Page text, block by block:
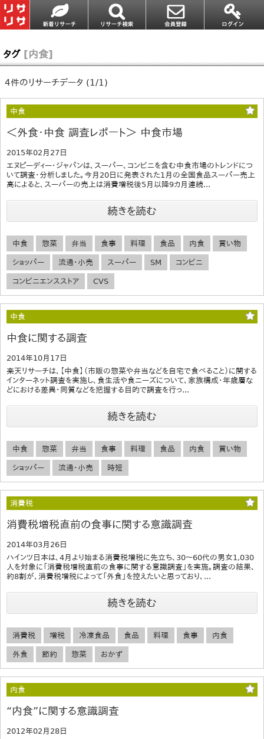
タグ [内食]
4件のリサーチデータ (1/1)
中食
＜外食・中食 調査レポート＞ 中食市場
2015年02月27日
エヌピーディー・ジャパンは、スーパー、コンビニを含む中食市場のトレンドにつ
いて調査・分析しました。今月20日に発表された1月の全国食品スーパー売上
高によると、スーパーの売上は消費増税後5月以降9カ月連続...
続きを読む
中食 惣菜 弁当 食事 料理 食品 内食 買い物
ショッパー 流通・小売 スーパー SM コンビニ
コンビニエンスストア CVS
中食
中食に関する調査
2014年10月17日
楽天リサーチは、【中食】（市販の惣菜や弁当などを自宅で食べること）に関する
インターネット調査を実施し、食生活や食ニーズについて、家族構成・年歳層な
どにおける差異・同質などを把握する目的で調査を行っ...
続きを読む
中食 惣菜 弁当 食事 料理 食品 内食 買い物
ショッパー 流通・小売 時短
消費税
消費税増税直前の食事に関する意識調査
2014年03月26日
ハインツ日本は、4月より始まる消費税増税に先立ち、30～60代の男女1,030
人を対象に「消費税増税直前の食事に関する意識調査」を実施。調査の結果、
約8割が、消費税増税によって「外食」を控えたいと思っており、...
続きを読む
消費税 増税 冷凍食品 食品 料理 食事 内食
外食 節約 惣菜 おかず
内食
“内食”に関する意識調査
2012年02月28日